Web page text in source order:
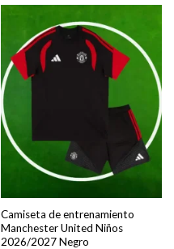
Camiseta de entrenamiento
Manchester United Niños
2026/2027 Negro